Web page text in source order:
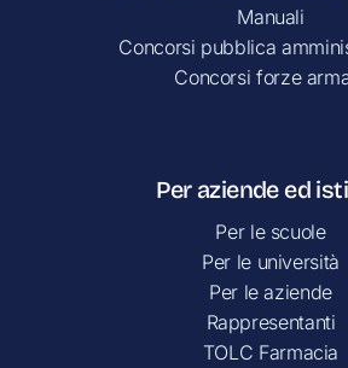
Manuali
Concorsi pubblica
Concorsi forze
Per aziende ed
Per le scuole
Per le università
Per le aziende
Rappresentanti
TOLC Farmacia